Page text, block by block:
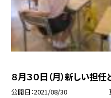
８月３０日（月）新しい担任
公開日 2021/08/30